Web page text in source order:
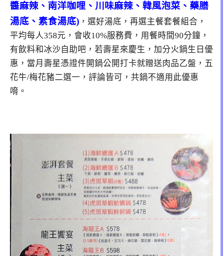
醬麻辣、南洋咖哩、川味麻辣、韓風泡菜、藥膳
湯底、素食湯底) ，選好湯底，再選主餐套餐組合，
平均每人358元，會收10%服務費，用餐時間90分鐘，
有飲料和冰沙自助吧，若壽星來慶生，加分火鍋生日優
惠，當月壽星憑證件開鍋公開打卡就贈送肉品乙盤，五
花牛/梅花豬二選一，評論皆可，共鍋不適用此優惠
唷。